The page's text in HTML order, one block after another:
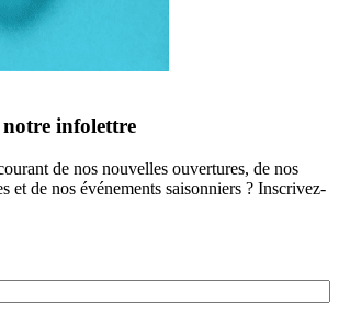
notre infolettre
de nos nouvelles ouvertures, de nos
et de nos événements saisonniers ? Inscrivez-